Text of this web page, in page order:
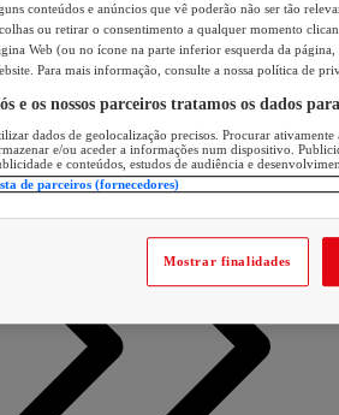
conteúdos e anúncios que vê poderão não ser tão
ou retirar o consentimento a qualquer momento
Web (ou no ícone na parte inferior esquerda da página,
Para mais informação, consulte a nossa política de
e os nossos parceiros tratamos os dados
dados de geolocalização precisos. Procurar
e/ou aceder a informações num dispositivo.
e conteúdos, estudos de audiência e
de parceiros (fornecedores)
Mostrar finalidades